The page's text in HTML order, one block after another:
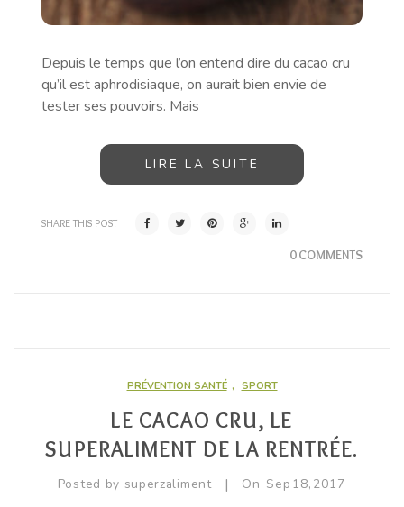
Depuis le temps que l’on entend dire du cacao cru
qu’il est aphrodisiaque, on aurait bien envie de
tester ses pouvoirs. Mais
LIRE LA SUITE
SHARE THIS POST
0 COMMENTS
PRÉVENTION SANTÉ , SPORT
LE CACAO CRU, LE
SUPERALIMENT DE LA RENTRÉE.
Posted by superzaliment | On Sep 18, 2017